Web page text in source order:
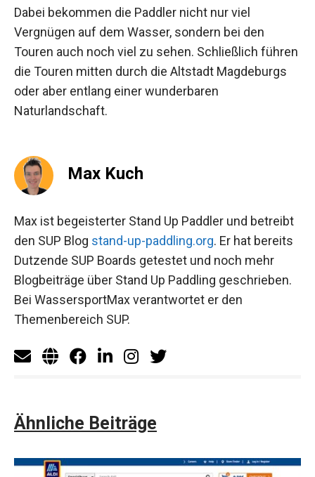
Dabei bekommen die Paddler nicht nur viel
Vergnügen auf dem Wasser, sondern bei den
Touren auch noch viel zu sehen. Schließlich führen
die Touren mitten durch die Altstadt Magdeburgs
oder aber entlang einer wunderbaren
Naturlandschaft.
Max Kuch
Max ist begeisterter Stand Up Paddler und betreibt
den SUP Blog stand-up-paddling.org. Er hat bereits
Dutzende SUP Boards getestet und noch mehr
Blogbeiträge über Stand Up Paddling geschrieben.
Bei WassersportMax verantwortet er den
Themenbereich SUP.
Ähnliche Beiträge